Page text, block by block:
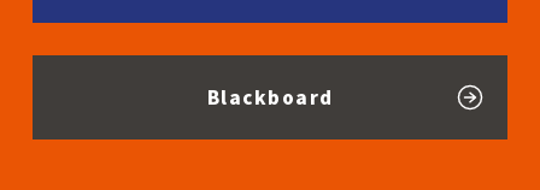
Blackboard